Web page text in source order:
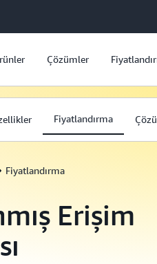
Çözümler
Fiyatlandırma
Fiyatlandırma
Erişim